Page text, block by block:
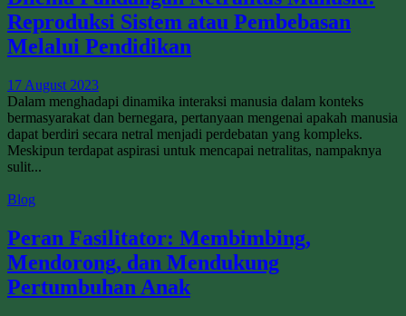
Reproduksi Sistem atau Pembebasan
Melalui Pendidikan
17 August 2023
Dalam menghadapi dinamika interaksi manusia dalam konteks
bermasyarakat dan bernegara, pertanyaan mengenai apakah manusia
dapat berdiri secara netral menjadi perdebatan yang kompleks.
Meskipun terdapat aspirasi untuk mencapai netralitas, nampaknya
sulit...
Blog
Peran Fasilitator: Membimbing,
Mendorong, dan Mendukung
Pertumbuhan Anak